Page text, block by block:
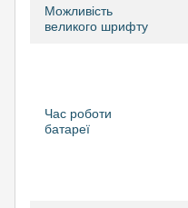
Можливість
великого шрифту
Час роботи
батареї